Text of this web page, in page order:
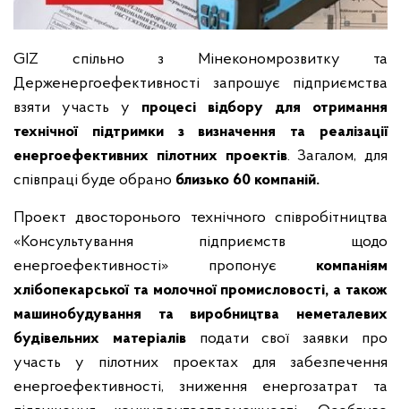
GIZ спільно з Мінекономрозвитку та
Держенергоефективності запрошує підприємства
взяти участь у процесі відбору для отримання
технічної підтримки з визначення та реалізації
енергоефективних пілотних проектів. Загалом, для
співпраці буде обрано близько 60 компаній.
Проект двосторонього технічного співробітництва
«Консультування підприємств щодо
енергоефективності» пропонує компаніям
хлібопекарської та молочної промисловості, а також
машинобудування та виробництва неметалевих
будівельних матеріалівподати свої заявки про
участь у пілотних проектах для забезпечення
енергоефективності, зниження енергозатрат та